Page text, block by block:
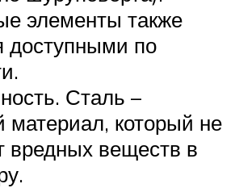
элементы также
доступными по
Сталь –
материал, который не
вредных веществ в